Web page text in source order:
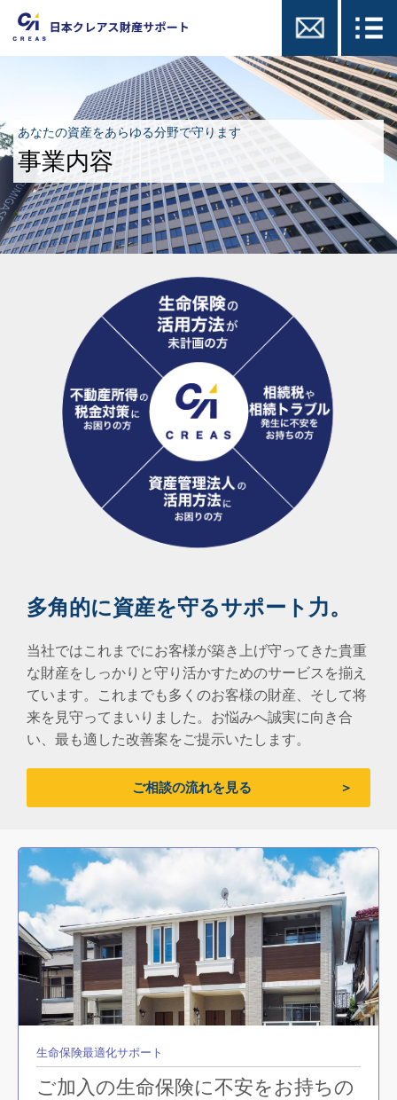
あなたの資産をあらゆる分野で守ります
事業内容
多角的に資産を守るサポート力。
当社ではこれまでにお客様が築き上げ守ってきた貴重
な財産を しっかりと守り活かすためのサービスを揃え
ています。
これまでも多くのお客様の財産、そして将
来を見守ってまいりました。 お悩みへ誠実に向き合
い、最も適した改善案をご提示いたします。
ご相談の流れを見る
生命保険最適化サポート
ご加入の生命保険に不安をお持ちの